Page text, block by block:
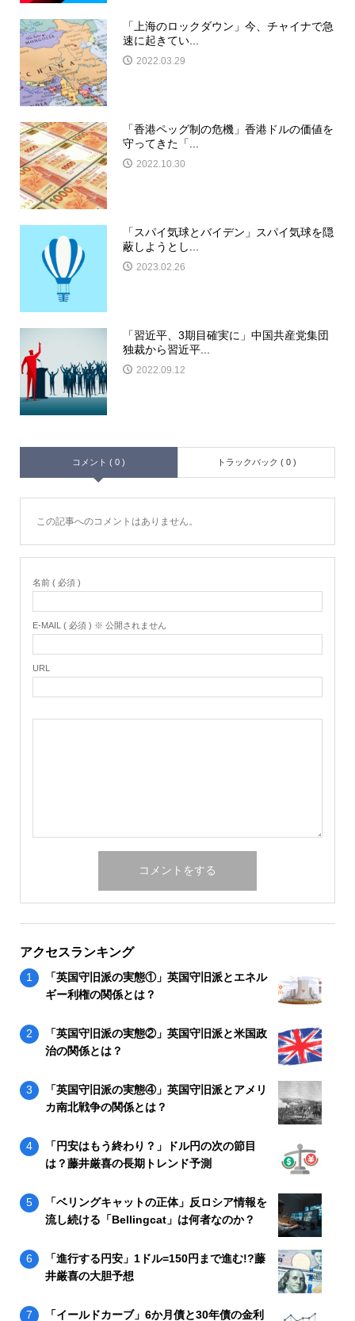
「上海のロックダウン」今、チャイナで急
速に起きてい...
2022.03.29
「香港ペッグ制の危機」香港ドルの価値を
守ってきた「...
2022.10.30
「スパイ気球とバイデン」スパイ気球を隠
蔽しようとし...
2023.02.26
「習近平、3期目確実に」中国共産党集団
独裁から習近平...
2022.09.12
コメント ( 0 ) トラックバック ( 0 )
この記事へのコメントはありません。
名前 ( 必須 )
E-MAIL ( 必須 ) ※ 公開されません
URL
アクセスランキング
「英国守旧派の実態①」英国守旧派とエネル
ギー利権の関係とは？
「英国守旧派の実態②」英国守旧派と米国政
治の関係とは？
「英国守旧派の実態④」英国守旧派とアメリ
カ南北戦争の関係とは？
「円安はもう終わり？」ドル円の次の節目
は？藤井厳喜の長期トレンド予測
「ベリングキャットの正体」反ロシア情報を
流し続ける「Bellingcat」は何者なのか？
「進行する円安」1ドル=150円まで進む!?藤
井厳喜の大胆予想
「イールドカーブ」6か月債と30年債の金利